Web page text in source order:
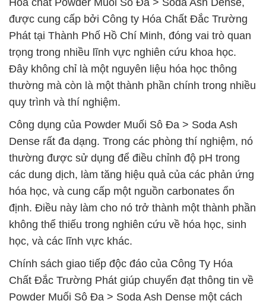
Hóa chất Powder Muối Sô Đa > Soda Ash Dense,
được cung cấp bởi Công ty Hóa Chất Đắc Trường
Phát tại Thành Phố Hồ Chí Minh, đóng vai trò quan
trọng trong nhiều lĩnh vực nghiên cứu khoa học.
Đây không chỉ là một nguyên liệu hóa học thông
thường mà còn là một thành phần chính trong nhiều
quy trình và thí nghiệm.
Công dụng của Powder Muối Sô Đa > Soda Ash
Dense rất đa dạng. Trong các phòng thí nghiệm, nó
thường được sử dụng để điều chỉnh độ pH trong
các dung dịch, làm tăng hiệu quả của các phản ứng
hóa học, và cung cấp một nguồn carbonates ổn
định. Điều này làm cho nó trở thành một thành phần
không thể thiếu trong nghiên cứu về hóa học, sinh
học, và các lĩnh vực khác.
Chính sách giao tiếp độc đáo của Công Ty Hóa
Chất Đắc Trường Phát giúp chuyển đạt thông tin về
Powder Muối Sô Đa > Soda Ash Dense một cách